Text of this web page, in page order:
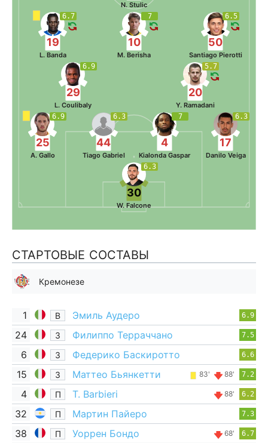
6.3
30
W. Falcone
6.9
25
A. Gallo
6.3
44
Tiago Gabriel
7
4
Kialonda Gaspar
6.3
17
Danilo Veiga
6.9
29
L. Coulibaly
5.7
20
Y. Ramadani
6.7
19
L. Banda
7
10
M. Berisha
6.5
50
Santiago Pierotti
N. Stulic
СТАРТОВЫЕ СОСТАВЫ
Кремонезе
1 В Эмиль Аудеро 6.9
24 З Филиппо Терраччано 7.5
6 З Федерико Баскиротто 6.6
15 З Маттео Бьянкетти 83' 88' 7.2
4 П T. Barbieri 88' 6.2
32 П Мартин Пайеро 7.3
38 П Уоррен Бондо 68' 6.7